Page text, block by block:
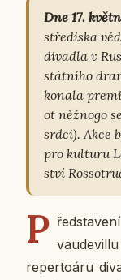
Dne 17.
stře­dis­ka
di­va­dla v
stát­ní­ho
konala
ot něž­no­go
srdci). Akce
pro kul­tu­ru
ství
P
re­per­toá­ru